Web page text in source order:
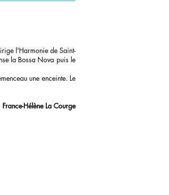
l'Harmonie de Saint-
la Bossa Nova puis le
une enceinte. Le
France-Hélène La Courge